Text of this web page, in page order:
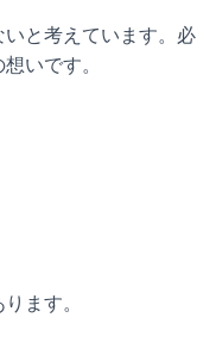
と考えています。必
いです。
ます。